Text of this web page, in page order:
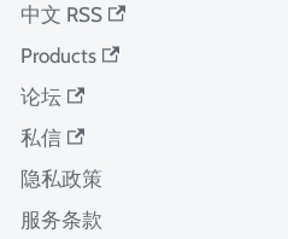
中文 RSS
Products
论坛
私信
隐私政策
服务条款